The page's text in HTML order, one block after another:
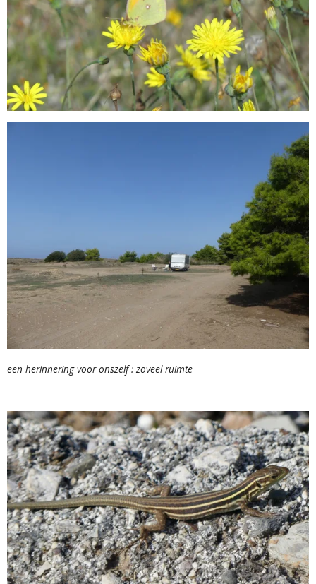
een herinnering voor onszelf : zoveel ruimte